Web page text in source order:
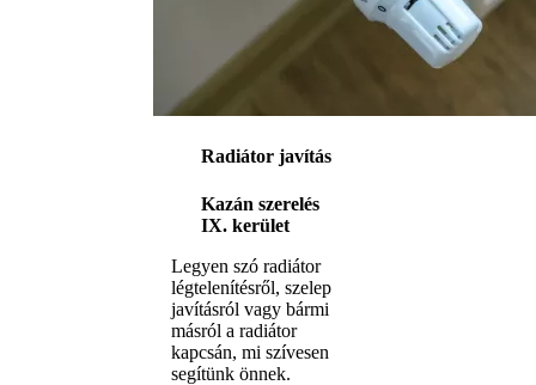
Radiátor javítás
Kazán szerelés
IX. kerület
Legyen szó radiátor
légtelenítésről, szelep
javításról vagy bármi
másról a radiátor
kapcsán, mi szívesen
segítünk önnek.